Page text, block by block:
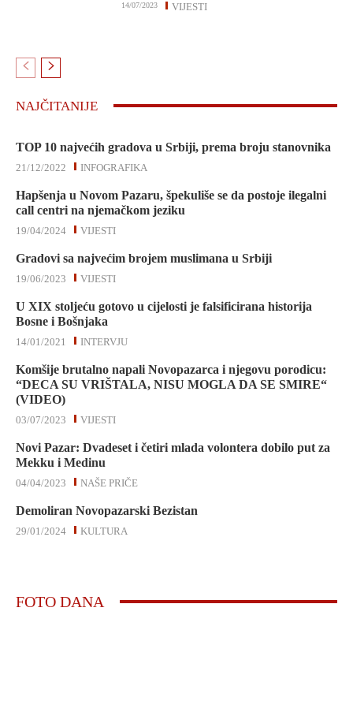
VIJESTI
14/07/2023
NAJČITANIJE
TOP 10 najvećih gradova u Srbiji, prema broju stanovnika
INFOGRAFIKA
21/12/2022
Hapšenja u Novom Pazaru, špekuliše se da postoje ilegalni
call centri na njemačkom jeziku
VIJESTI
19/04/2024
Gradovi sa najvećim brojem muslimana u Srbiji
VIJESTI
19/06/2023
U XIX stoljeću gotovo u cijelosti je falsificirana historija
Bosne i Bošnjaka
INTERVJU
14/01/2021
Komšije brutalno napali Novopazarca i njegovu porodicu:
“DECA SU VRIŠTALA, NISU MOGLA DA SE SMIRE“
(VIDEO)
VIJESTI
03/07/2023
Novi Pazar: Dvadeset i četiri mlada volontera dobilo put za
Mekku i Medinu
NAŠE PRIČE
04/04/2023
Demoliran Novopazarski Bezistan
KULTURA
29/01/2024
FOTO DANA